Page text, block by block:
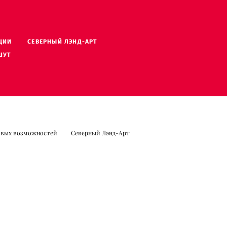
СЕВЕРНЫЙ ЛЭНД-АРТ
СЕВЕРНЫЙ ЛЭНД-АРТ
возможностей Северный Лэнд-Арт